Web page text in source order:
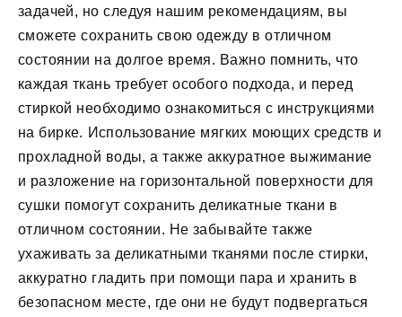
задачей, но следуя нашим рекомендациям, вы
сможете сохранить свою одежду в отличном
состоянии на долгое время. Важно помнить, что
каждая ткань требует особого подхода, и перед
стиркой необходимо ознакомиться с инструкциями
на бирке. Использование мягких моющих средств и
прохладной воды, а также аккуратное выжимание
и разложение на горизонтальной поверхности для
сушки помогут сохранить деликатные ткани в
отличном состоянии. Не забывайте также
ухаживать за деликатными тканями после стирки,
аккуратно гладить при помощи пара и хранить в
безопасном месте, где они не будут подвергаться